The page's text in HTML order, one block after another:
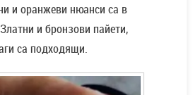
и оранжеви нюанси са в
и бронзови пайети,
са подходящи.